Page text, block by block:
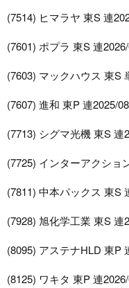
(7514) ヒマラヤ 東S 連
(7601) ポプラ 東S 連
(7603) マックハウス 東S
(7607) 進和 東P 連2025/
(7713) シグマ光機 東S 連
(7725) インターアクショ
(7811) 中本パックス 東S
(7928) 旭化学工業 東S 連
(8095) アステナHLD 東P
(8125) ワキタ 東P 連